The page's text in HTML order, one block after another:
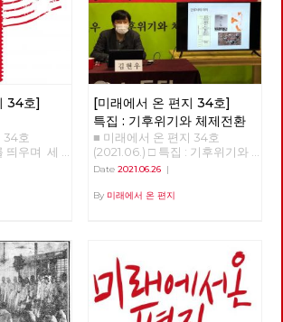
문화예술위
도 아닌 시
이후 2주
를 중심
마을을
기록하기
산, 불암
덕산, 일자
면산, 관악
산, 북한산
년 6월 20
인 도봉산
시간 동안
기록을
이어갔다.
출사에 13
둘레길은 산
러닝 선수
에 완주할
지만 경계
야, 현린
34호]
34호
띄우며 세
물론이고
이 지나고
, 기성 정
가운데에
위한 노동당
하는 새로운
이어지고 있
린 7기 3차
[미래에서 온 편지 34호]
특집 : 기후위기와 체제전환
■ 미래에서 온 편지 34호
(2021.06.) □ 특집 : 기후위기와
체제전환 기후위기와 체제전환
핑포인트 '1.5도 티핑포인트'라
면 임계점이 넘어가서 온난화와
기후 변화가 더욱 크게 일어날
수 있다는 것이다. 10만 년 전부
터 기후 변화의 폭을 보면 섭씨
평균 8~10도 정도다. 기온이 낮
Date 2021.06.26|
By 미래에서 온 편지